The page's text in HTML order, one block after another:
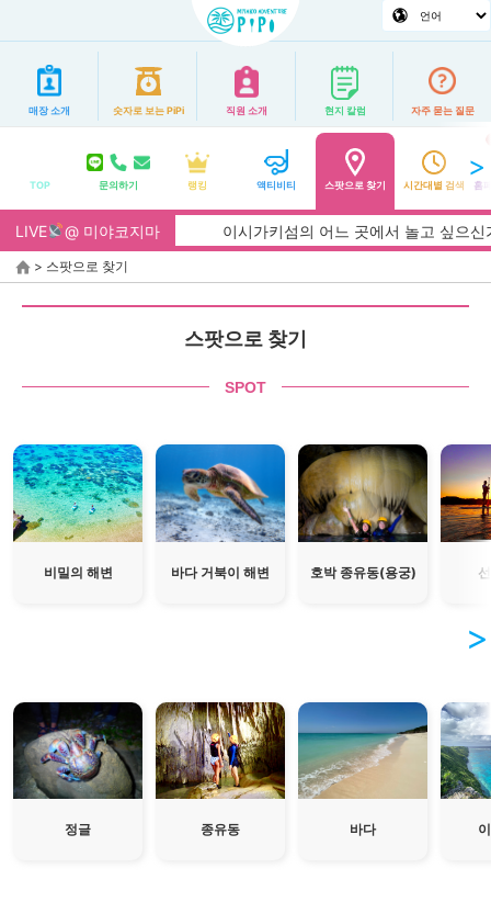
매장 소개 숫자로 보는 PiPi 직원 소개 현지 칼럼 자주 묻는 질문
TOP 문의하기 랭킹 액티비티 스팟으로 찾기 시간대별 검색 홈
LIVE @ 미야코지마 이시가키섬의 어느 곳에서 놀고 싶으신가요?
> 스팟으로 찾기
스팟으로 찾기
SPOT
비밀의 해변 바다 거북이 해변 호박 종유동(용궁)
정글 종유동 바다